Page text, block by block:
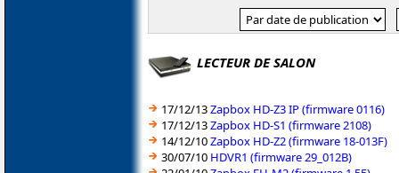
LECTEUR DE SALON
17/12/13Zapbox HD-Z3 IP (firmware 0116)
17/12/13Zapbox HD-S1 (firmware 2108)
14/12/10Zapbox HD-Z2 (firmware 18-013F)
30/07/10 HDVR1 (firmware 29_012B)